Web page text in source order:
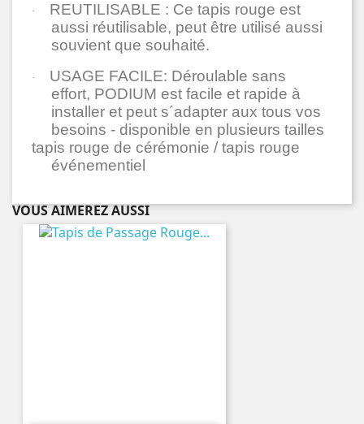
·
REUTILISABLE : Ce tapis rouge est
aussi réutilisable, peut être utilisé aussi
souvient que souhaité.
·
USAGE FACILE: Déroulable sans
effort, PODIUM est facile et rapide à
installer et peut s´adapter aux tous vos
besoins - disponible en plusieurs tailles
tapis rouge de cérémonie / tapis rouge
événementiel
VOUS AIMEREZ AUSSI